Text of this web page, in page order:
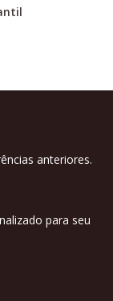
anteriores.
para seu